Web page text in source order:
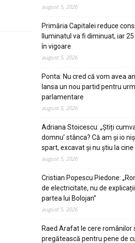
august 5, 2026
Primăria Capitalei reduce
Iluminatul va fi diminuat, iar
în vigoare
august 5, 2026
Ponta: Nu cred că vom avea
lansa un nou partid pentru
parlamentare
august 5, 2026
Adriana Stoicescu: „Știți
domnu’ stânca? Că am și io
spart, excavat și nu știu la cine
august 5, 2026
Cristian Popescu Piedone:
de electricitate, nu de
partea lui Bolojan”
august 5, 2026
Raed Arafat le cere românilor
pregătească pentru pene de